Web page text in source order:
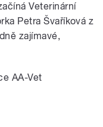
Veterinární
Petra Švaříková z
zajímavé,
AA-Vet